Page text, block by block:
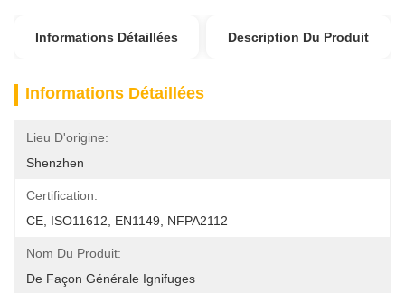
Informations Détaillées Description Du Produit
Informations Détaillées
Lieu D'origine:
Shenzhen
Certification:
CE, ISO11612, EN1149, NFPA2112
Nom Du Produit:
De Façon Générale Ignifuges